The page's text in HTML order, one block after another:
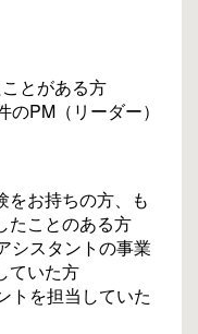
とがある方
のPM（リーダー）
をお持ちの方、も
たことのある方
シスタントの事業
ていた方
トを担当していた